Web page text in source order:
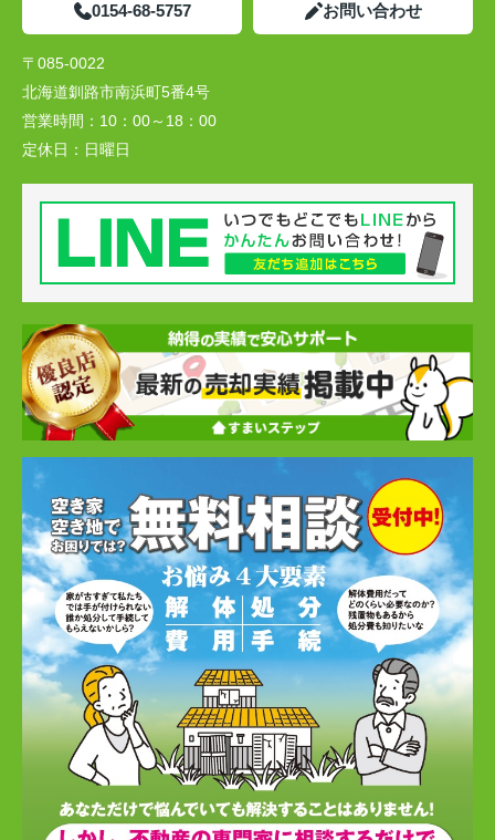
0154-68-5757 お問い合わせ
〒085-0022
北海道釧路市南浜町5番4号
営業時間： 10：00～18：00
定休日： 日曜日